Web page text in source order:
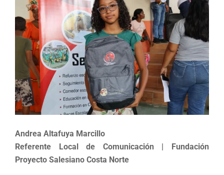
Andrea Altafuya Marcillo
Referente Local de Comunicación | Fundación
Proyecto Salesiano Costa Norte